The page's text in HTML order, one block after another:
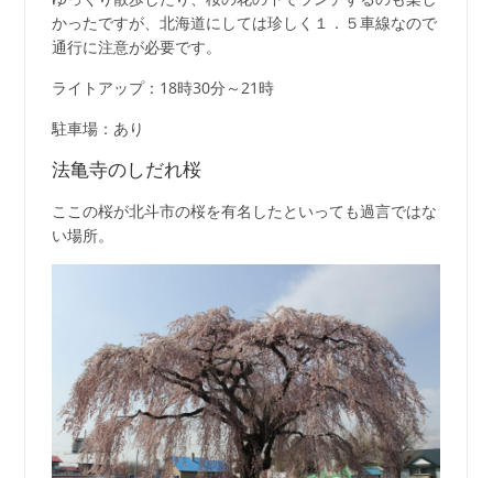
かったですが、北海道にしては珍しく１．５車線なので
通行に注意が必要です。
ライトアップ：18時30分～21時
駐車場：あり
法亀寺のしだれ桜
ここの桜が北斗市の桜を有名したといっても過言ではな
い場所。